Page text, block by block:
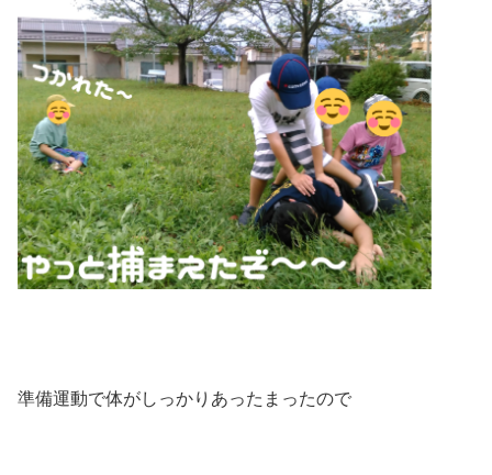
準備運動で体がしっかりあったまったので